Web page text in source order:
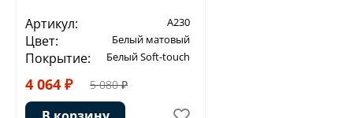
Артикул: A230
Цвет: Белый матовый
Покрытие: Белый Soft-touch
4 064 ₽ 5 080 ₽